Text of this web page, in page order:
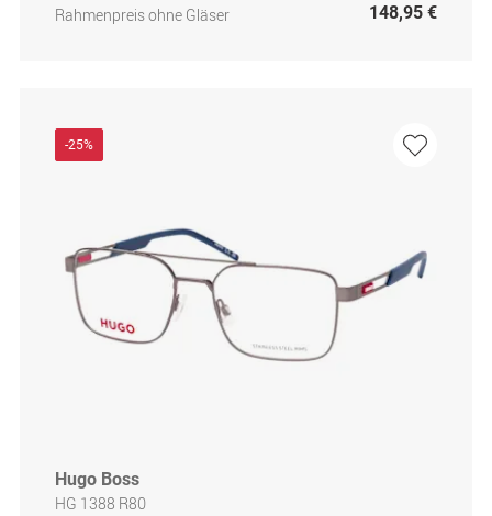
Rahmenpreis ohne Gläser
148,95 €
-25%
Hugo Boss
HG 1388 R80